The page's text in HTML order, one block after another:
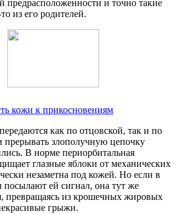
предрасположенности и точно такие
из его родителей.
кожи к прикосновениям
как по отцовской, так и по
прерывать злополучную цепочку
В норме периорбитальная
глазные яблоки от механических
незаметна под кожей. Но если в
посылают ей сигнал, она тут же
превращаясь из крошечных жировых
грыжи.